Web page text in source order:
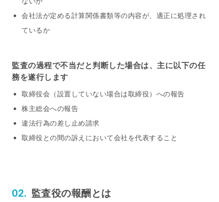
会社法が定める計算関係書類等の内容が、適正に処理され
ているか
監査の過程で不当だと判断した場合は、主に以下の任
務を遂行します
取締役会（設置していない場合は取締役）への報告
株主総会への報告
違法行為の差し止め請求
取締役との間の訴えにおいて会社を代表すること
監査役の報酬とは